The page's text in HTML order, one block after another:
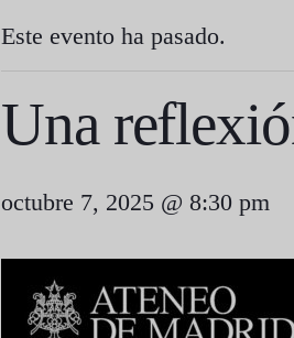
Este evento ha pasado.
Una
octubre 7, 2025 @ 8:30 pm